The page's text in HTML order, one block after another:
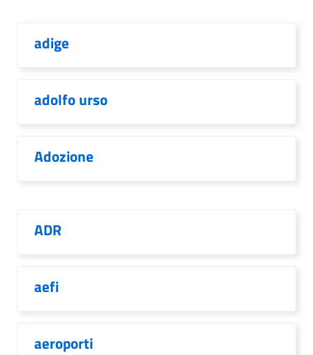
adige
adolfo urso
Adozione
ADR
aefi
aeroporti